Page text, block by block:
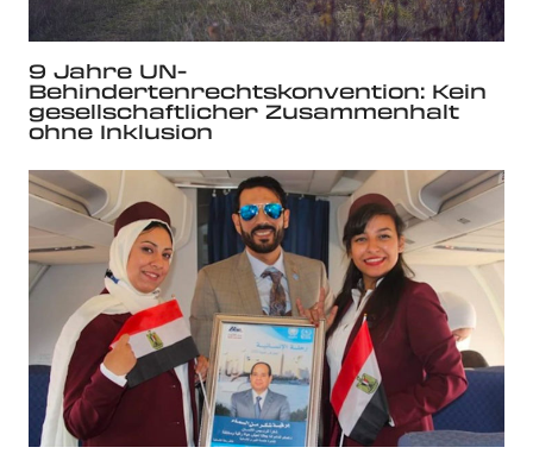
9 Jahre UN-
Behindertenrechtskonvention: Kein
gesellschaftlicher Zusammenhalt
ohne Inklusion